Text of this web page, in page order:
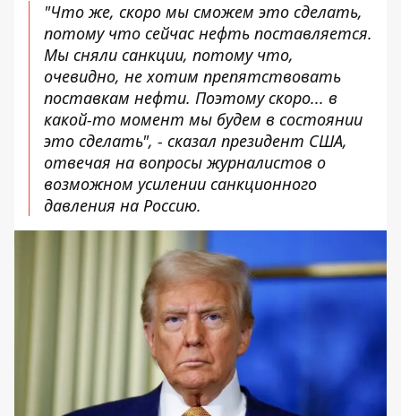
"Что же, скоро мы сможем это сделать,
потому что сейчас нефть поставляется.
Мы сняли санкции, потому что,
очевидно, не хотим препятствовать
поставкам нефти. Поэтому скоро... в
какой-то момент мы будем в состоянии
это сделать", - сказал президент США,
отвечая на вопросы журналистов о
возможном усилении санкционного
давления на Россию.